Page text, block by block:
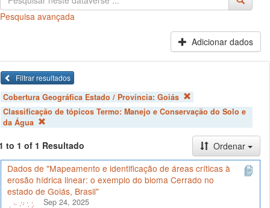
Pesquisa avançada
Adicionar dados
Filtrar resultados
Cobertura Geográfica Estado / Província: Goiás
Classificação de tópicos Termo: Manejo e Conservação do Solo e
da Água
to 1 of 1 Resultado
Ordenar
Dados de "Mapeamento e identificação de áreas críticas à
erosão hídrica linear: o exemplo do bioma Cerrado no
estado de Goiás, Brasil"
Sep 24, 2025